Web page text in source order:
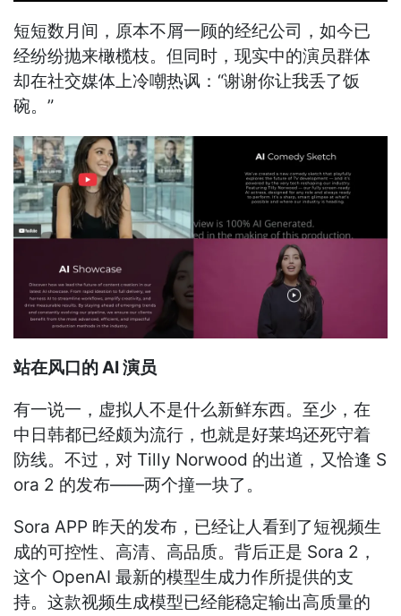
短短数月间，原本不屑一顾的经纪公司，如今已
经纷纷抛来橄榄枝。但同时，现实中的演员群体
却在社交媒体上冷嘲热讽：“谢谢你让我丢了饭
碗。”
站在风口的 AI 演员
有一说一，虚拟人不是什么新鲜东西。至少，在
中日韩都已经颇为流行，也就是好莱坞还死守着
防线。不过，对 Tilly Norwood 的出道，又恰逢 S
ora 2 的发布——两个撞一块了。
Sora APP 昨天的发布，已经让人看到了短视频生
成的可控性、高清、高品质。背后正是 Sora 2，
这个 OpenAI 最新的模型生成力作所提供的支
持。这款视频生成模型已经能稳定输出高质量的